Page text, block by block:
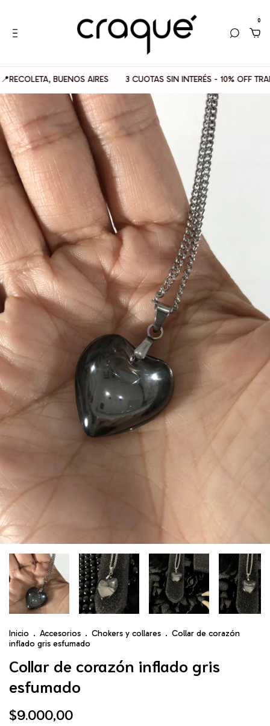
0
BUENOS AIRES 3 CUOTAS SIN INTERÉS - 10% OFF
Inicio . Accesorios . Chokers y collares . Collar de corazón
inflado gris esfumado
Collar de corazón inflado gris
esfumado
$9.000,00